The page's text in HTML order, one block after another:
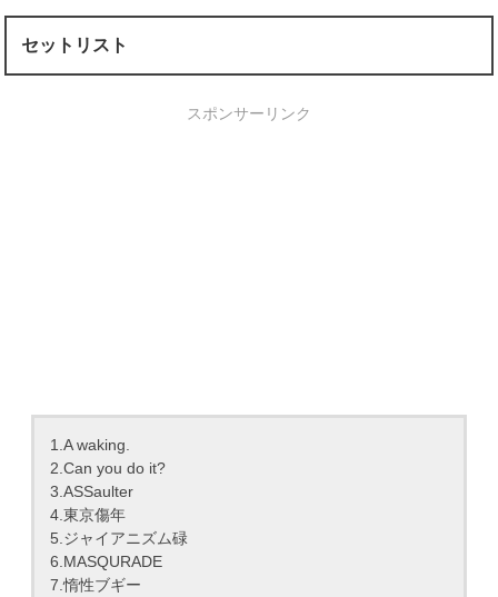
セットリスト
スポンサーリンク
1.A waking.
2.Can you do it?
3.ASSaulter
4.東京傷年
5.ジャイアニズム碌
6.MASQURADE
7.惰性ブギー